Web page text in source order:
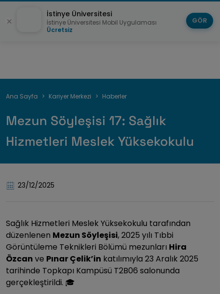
Sayfa
Ana Sayfa Kariyer Merkezi Haberler
Mezun Söyleşisi 17: Sağlık
Hizmetleri Meslek Yüksekokulu
23/12/2025
Sağlık Hizmetleri Meslek Yüksekokulu tarafından
düzenlenen Mezun Söyleşisi, 2025 yılı Tıbbi
Görüntüleme Teknikleri Bölümü mezunları Hira
Özcan ve Pınar Çelik’in katılımıyla 23 Aralık 2025
tarihinde Topkapı Kampüsü T2B06 salonunda
gerçekleştirildi. 🎓
İstinye Üniversitesi
İstinye Üniversitesi Mobil Uygulaması
Ücretsiz
GÖR